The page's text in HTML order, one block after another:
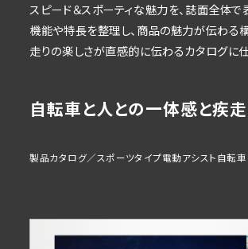
スピード＆スポーティな魅力を、誌面全体で
機能や特長を整理し、商品の魅力が伝わる
走りの楽しさが直感的に伝わるカタログに
自転車と人との一体感と疾走
製品カタログ／スポーツタイプ電動アシスト自転車